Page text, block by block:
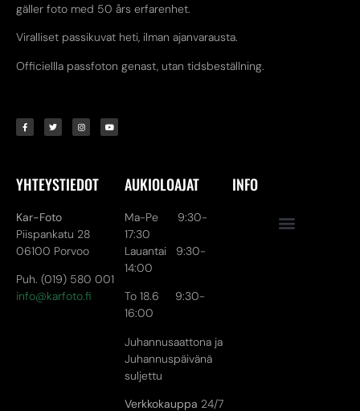
gäller foto med 50 års erfarenhet.
Viralliset passikuvat heti, ilman ajanvarausta.
Officiellla passfoton genast, utan tidsbeställning.
YHTEYSTIEDOT
Kar-Foto
Piispankatu 28
06100 Porvoo
Puh. (019) 580 001
info@karfoto.fi
AUKIOLOAJAT
Ma-Pe 9:30-
17:30
Lauantai 9:30-
14:00
To 18.6 9:30-
16:00
Juhannusaattona ja
Juhannuspäivänä
suljettu
Verkkokauppa 24/7
INFO